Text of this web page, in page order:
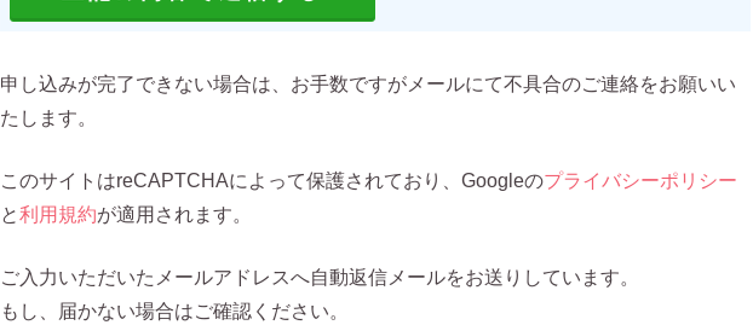
申し込みが完了できない場合は、お手数ですがメールにて不具合のご連絡をお願いい
たします。
このサイトはreCAPTCHAによって保護されており、Googleのプライバシーポリシー
と利用規約が適用されます。
ご入力いただいたメールアドレスへ自動返信メールをお送りしています。
もし、届かない場合はご確認ください。